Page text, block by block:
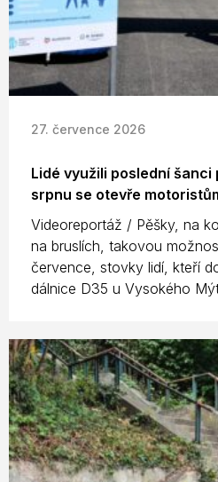
27. července 2026
Lidé využili poslední šanci
srpnu se otevře
Videoreportáž / Pěšky, na
na bruslích, takovou
července, stovky lidí, kteří
dálnice D35 u Vysokého